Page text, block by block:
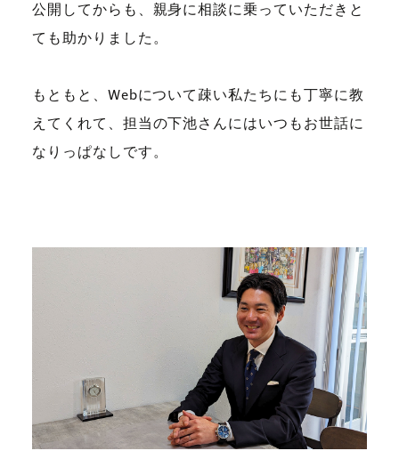
公開してからも、親身に相談に乗っていただきと
ても助かりました。
もともと、Webについて疎い私たちにも丁寧に教
えてくれて、担当の下池さんにはいつもお世話に
なりっぱなしです。